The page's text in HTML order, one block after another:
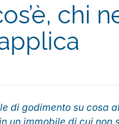
chi
di godimento su cosa